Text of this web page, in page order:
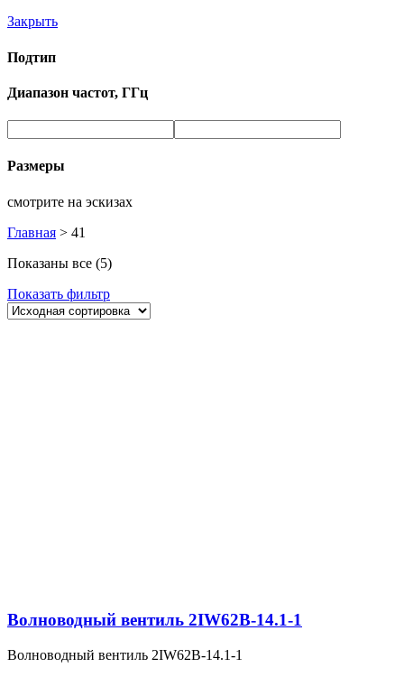
Закрыть
Подтип
Диапазон частот, ГГц
Размеры
смотрите на эскизах
Главная > 41
Показаны все (5)
Показать фильтр
Волноводный вентиль 2IW62B-14.1-1
Волноводный вентиль 2IW62B-14.1-1